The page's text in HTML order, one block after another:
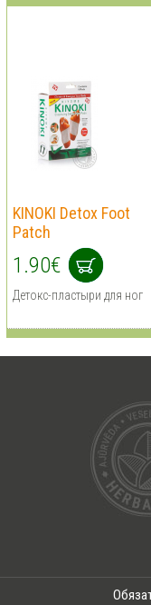
KINOKI Detox Foot
Patch
1.90€
Детокс-пластыри для ног